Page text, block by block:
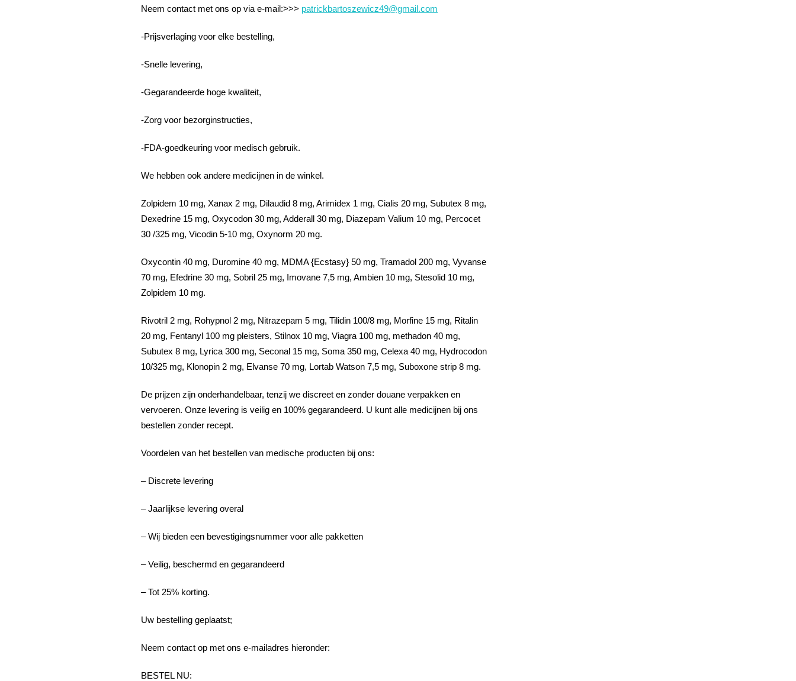
Neem contact met ons op via e-mail:>>> patrickbartoszewicz49@gmail.com
-Prijsverlaging voor elke bestelling,
-Snelle levering,
-Gegarandeerde hoge kwaliteit,
-Zorg voor bezorginstructies,
-FDA-goedkeuring voor medisch gebruik.
We hebben ook andere medicijnen in de winkel.
Zolpidem 10 mg, Xanax 2 mg, Dilaudid 8 mg, Arimidex 1 mg, Cialis 20 mg, Subutex 8 mg,
Dexedrine 15 mg, Oxycodon 30 mg, Adderall 30 mg, Diazepam Valium 10 mg, Percocet
30 /325 mg, Vicodin 5-10 mg, Oxynorm 20 mg.
Oxycontin 40 mg, Duromine 40 mg, MDMA {Ecstasy} 50 mg, Tramadol 200 mg, Vyvanse
70 mg, Efedrine 30 mg, Sobril 25 mg, Imovane 7,5 mg, Ambien 10 mg, Stesolid 10 mg,
Zolpidem 10 mg.
Rivotril 2 mg, Rohypnol 2 mg, Nitrazepam 5 mg, Tilidin 100/8 mg, Morfine 15 mg, Ritalin
20 mg, Fentanyl 100 mg pleisters, Stilnox 10 mg, Viagra 100 mg, methadon 40 mg,
Subutex 8 mg, Lyrica 300 mg, Seconal 15 mg, Soma 350 mg, Celexa 40 mg, Hydrocodon
10/325 mg, Klonopin 2 mg, Elvanse 70 mg, Lortab Watson 7,5 mg, Suboxone strip 8 mg.
De prijzen zijn onderhandelbaar, tenzij we discreet en zonder douane verpakken en
vervoeren. Onze levering is veilig en 100% gegarandeerd. U kunt alle medicijnen bij ons
bestellen zonder recept.
Voordelen van het bestellen van medische producten bij ons:
– Discrete levering
– Jaarlijkse levering overal
– Wij bieden een bevestigingsnummer voor alle pakketten
– Veilig, beschermd en gegarandeerd
– Tot 25% korting.
Uw bestelling geplaatst;
Neem contact op met ons e-mailadres hieronder:
BESTEL NU: